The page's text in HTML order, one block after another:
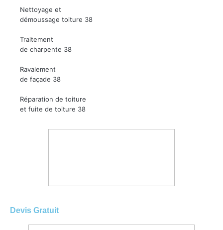
Nettoyage et
démoussage toiture 38
Traitement
de charpente 38
Ravalement
de façade 38
Réparation de toiture
et fuite de toiture 38
Devis Gratuit